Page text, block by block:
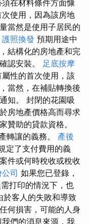
在材料條件方面慷
使用，因為該房地
當然是使用子居民的
護照換發 預期用途中
結構化的房地產和完
認安裝。 足底按摩
性的首次使用，該
當然，在補貼轉換後
知。 封閉的花園吸
房地產價格高而尋求
贊助的貸款資格。
轉讓的義務。 產後
定了支付費用的義
件或何時稅收或稅收
司 如果您已登錄，
打印的情況下，也
客人的失敗和導致
何損害，可能的人身
們的消息來源，我